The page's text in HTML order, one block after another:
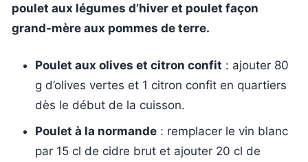
poulet aux légumes d’hiver et poulet façon
grand-mère aux pommes de terre.
Poulet aux olives et citron confit : ajouter 80
g d’olives vertes et 1 citron confit en quartiers
dès le début de la cuisson.
Poulet à la normande : remplacer le vin blanc
par 15 cl de cidre brut et ajouter 20 cl de